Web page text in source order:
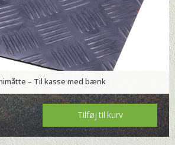
– Til kasse med bænk
Tilføj til kurv